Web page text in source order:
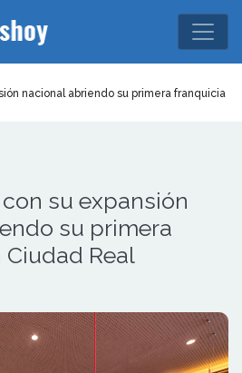
nacional abriendo su primera franquicia
su expansión
su primera
Real